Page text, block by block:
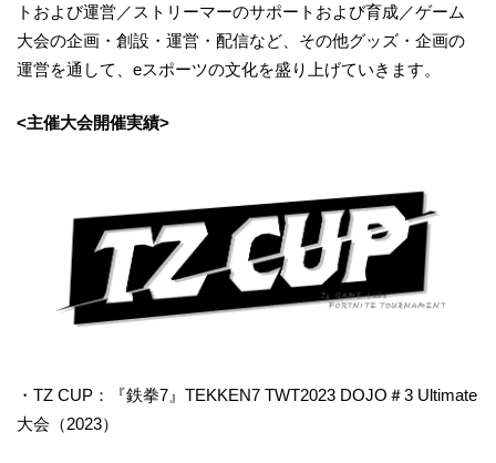
トおよび運営／ストリーマーのサポートおよび育成／ゲーム
大会の企画・創設・運営・配信など、その他グッズ・企画の
運営を通して、eスポーツの文化を盛り上げていきます。
<主催大会開催実績>
・TZ CUP：『鉄拳7』TEKKEN7 TWT2023 DOJO＃3 Ultimate
大会（2023）